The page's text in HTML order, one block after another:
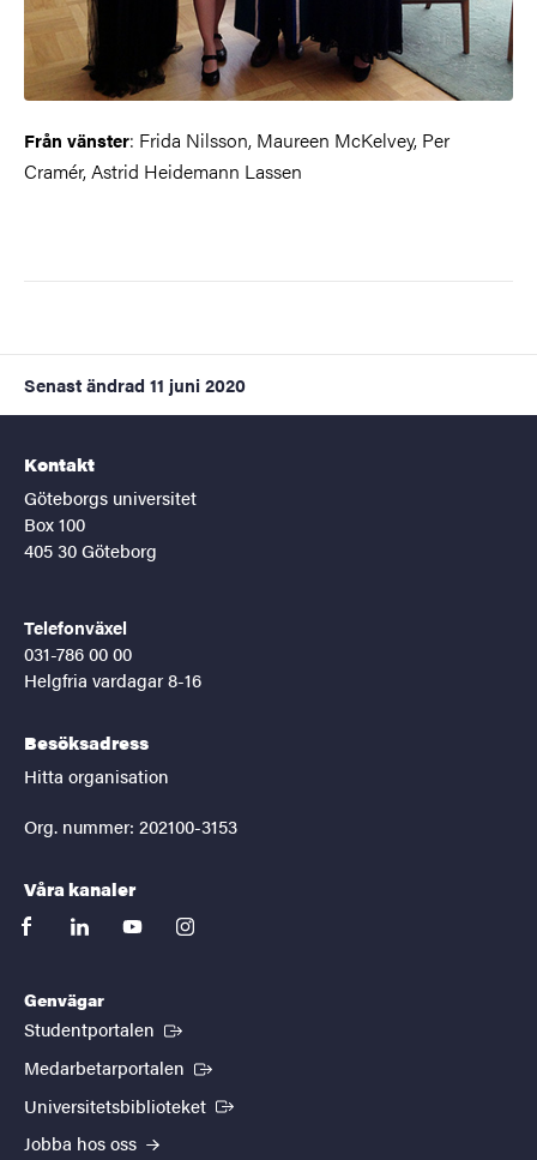
Från vänster: Frida Nilsson, Maureen McKelvey, Per
Cramér, Astrid Heidemann Lassen
Senast ändrad 11 juni 2020
Kontakt
Göteborgs universitet
Box 100
405 30 Göteborg
Telefonväxel
031-786 00 00
Helgfria vardagar 8-16
Besöksadress
Hitta organisation
Org. nummer: 202100-3153
Våra kanaler
facebooklinkedinyoutubeinstagram
Genvägar
Studentportalen (Extern länk)
Medarbetarportalen (Extern länk)
Universitetsbiblioteket (Extern länk)
Jobba hos oss